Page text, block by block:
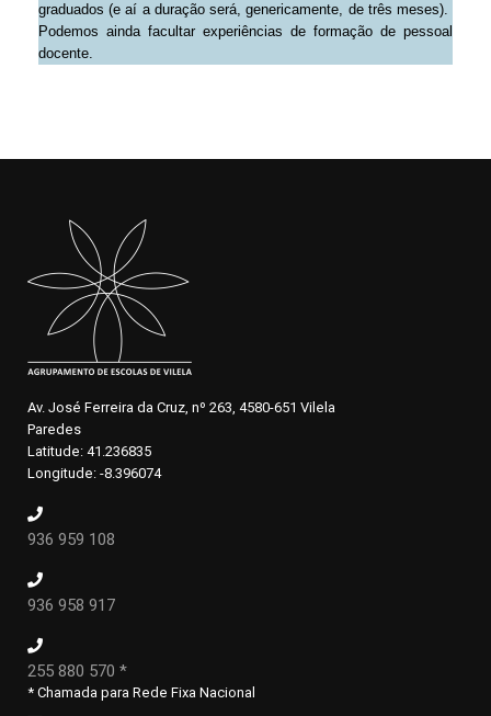
graduados (e aí a duração será, genericamente, de três meses).
Podemos ainda facultar experiências de formação de pessoal
docente.
Av. José Ferreira da Cruz, nº 263, 4580-651 Vilela
Paredes
Latitude: 41.236835
Longitude: -8.396074
936 959 108
936 958 917
255 880 570 *
* Chamada para Rede Fixa Nacional